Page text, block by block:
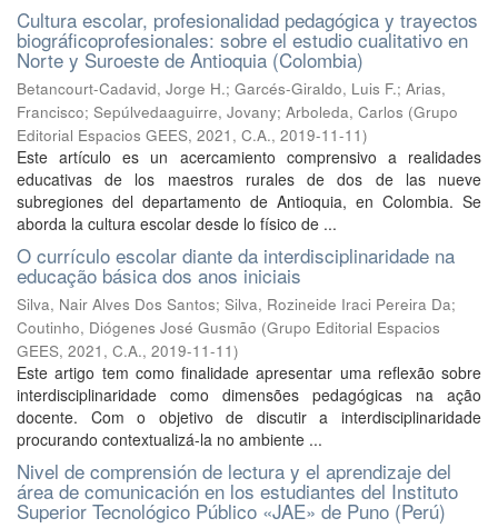
Cultura escolar, profesionalidad pedagógica y trayectos
biográficoprofesionales: sobre el estudio cualitativo en
Norte y Suroeste de Antioquia (Colombia)
Betancourt-Cadavid, Jorge H.; Garcés-Giraldo, Luis F.; Arias,
Francisco; Sepúlvedaaguirre, Jovany; Arboleda, Carlos (Grupo
Editorial Espacios GEES, 2021, C.A., 2019-11-11)
Este artículo es un acercamiento comprensivo a realidades
educativas de los maestros rurales de dos de las nueve
subregiones del departamento de Antioquia, en Colombia. Se
aborda la cultura escolar desde lo físico de ...
O currículo escolar diante da interdisciplinaridade na
educação básica dos anos iniciais
Silva, Nair Alves Dos Santos; Silva, Rozineide Iraci Pereira Da;
Coutinho, Diógenes José Gusmão (Grupo Editorial Espacios
GEES, 2021, C.A., 2019-11-11)
Este artigo tem como finalidade apresentar uma reflexão sobre
interdisciplinaridade como dimensões pedagógicas na ação
docente. Com o objetivo de discutir a interdisciplinaridade
procurando contextualizá-la no ambiente ...
Nivel de comprensión de lectura y el aprendizaje del
área de comunicación en los estudiantes del Instituto
Superior Tecnológico Público «JAE» de Puno (Perú)